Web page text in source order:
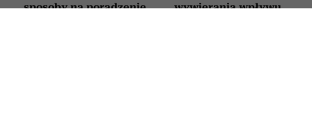
sposoby na poradzenie
wywierania wpływu